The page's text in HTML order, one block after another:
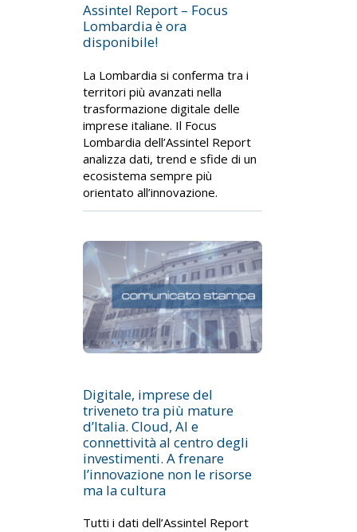
Assintel Report – Focus
Lombardia è ora
disponibile!
La Lombardia si conferma tra i
territori più avanzati nella
trasformazione digitale delle
imprese italiane. Il Focus
Lombardia dell’Assintel Report
analizza dati, trend e sfide di un
ecosistema sempre più
orientato all’innovazione.
Digitale, imprese del
triveneto tra più mature
d’Italia. Cloud, AI e
connettività al centro degli
investimenti. A frenare
l’innovazione non le risorse
ma la cultura
Tutti i dati dell’Assintel Report